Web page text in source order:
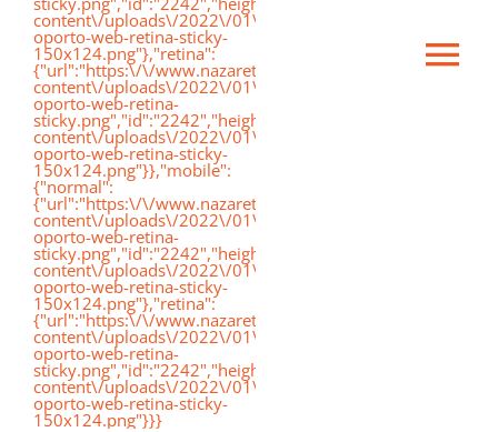
content\/uploads\/2022\/01\/logo-
oporto-web-retina-sticky-
150x124.png"},"retina":
{"url":"https:\/\/www.nazaretoporto.org\/wp-
content\/uploads\/2022\/01\/logo-
oporto-web-retina-
content\/uploads\/2022\/01\/logo-
oporto-web-retina-sticky-
150x124.png"}},"mobile":
{"normal":
{"url":"https:\/\/www.nazaretoporto.org\/wp-
content\/uploads\/2022\/01\/logo-
oporto-web-retina-
content\/uploads\/2022\/01\/logo-
oporto-web-retina-sticky-
150x124.png"},"retina":
{"url":"https:\/\/www.nazaretoporto.org\/wp-
content\/uploads\/2022\/01\/logo-
oporto-web-retina-
content\/uploads\/2022\/01\/logo-
oporto-web-retina-sticky-
150x124.png"}}}
Inicio
Conócenos
Etapas educativas
Nuestro Cole